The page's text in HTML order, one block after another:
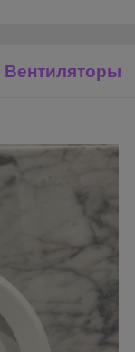
Вентиляторы